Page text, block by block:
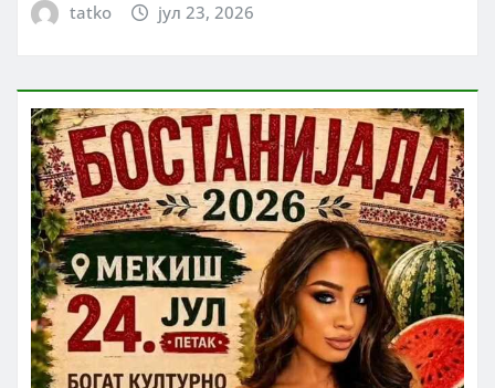
tatko јул 23, 2026